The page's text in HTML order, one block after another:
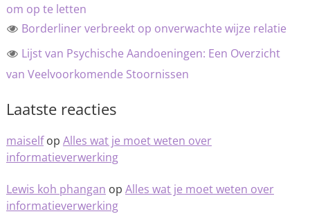
om op te letten
Borderliner verbreekt op onverwachte wijze relatie
Lijst van Psychische Aandoeningen: Een Overzicht
van Veelvoorkomende Stoornissen
Laatste reacties
maiselfop Alles wat je moet weten over
informatieverwerking
Lewis koh phangan op Alles wat je moet weten over
informatieverwerking